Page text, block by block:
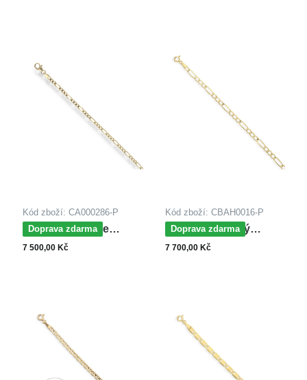
Kód zboží: CA000286-P
Doprava zdarma
MOISS řetízek ze
žlutého zlata FIGARO
7 500,00 Kč
Kód zboží: CBAH0016-P
Doprava zdarma
MOISS řetízkový
náramek ze žlutého
7 700,00 Kč